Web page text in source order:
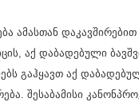
ამასთან
აქ დაბადებული
გაჰყავთ აქ
შესაბამისი